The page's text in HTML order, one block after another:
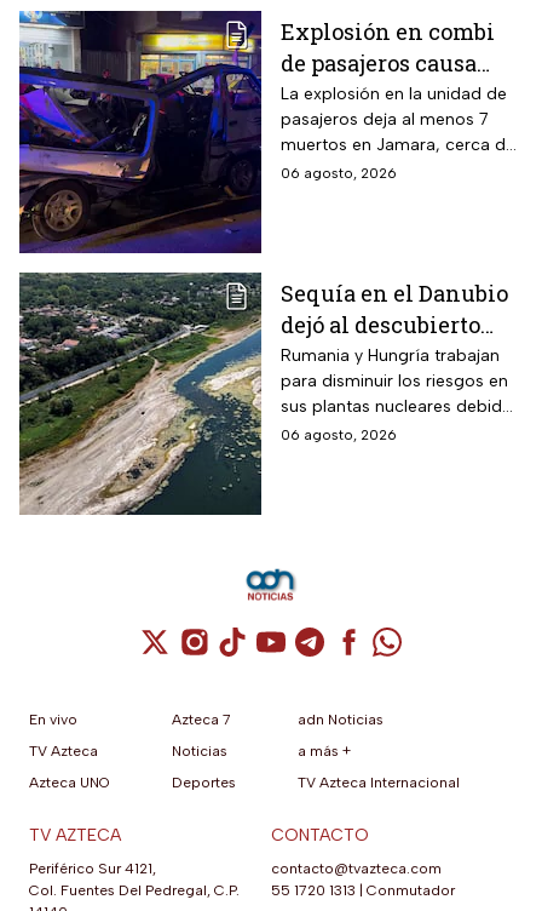
Explosión en combi
de pasajeros causa
terror en las calles de
Jaramana en Damasco
La explosión en la unidad de
pasajeros deja al menos 7
muertos en Jamara, cerca de
Damasco; autoridades
06 agosto, 2026
Sequía en el Danubio
dejó al descubierto
buques de la Segunda
Guerra Mundial
Rumania y Hungría trabajan
para disminuir los riesgos en
sus plantas nucleares debido
a los mínimos históricos
06 agosto, 2026
Cuenta de X / Twitter (se abre en una
Cuenta de Instagram (se abre en una
Cuenta de TikTok (se abre en
Cuenta de YouTube (se abre
Cuenta de Telegram (se
Cuenta de
Cuenta de
En vivo
TV Azteca
Azteca UNO
Azteca 7
Noticias
Deportes
adn Noticias
a más +
TV Azteca Internacional
TV AZTECA
Periférico Sur 4121,
Col. Fuentes Del Pedregal, C.P.
CONTACTO
contacto@tvazteca.com
55 1720 1313
Conmutador